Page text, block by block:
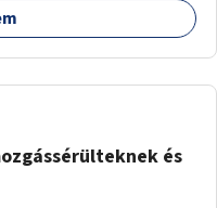
és